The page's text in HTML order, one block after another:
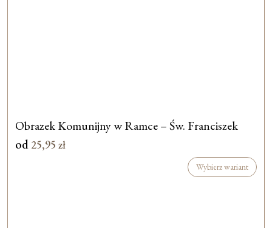
Obrazek Komunijny w Ramce – Św. Franciszek
od 25,95 zł
Wybierz wariant